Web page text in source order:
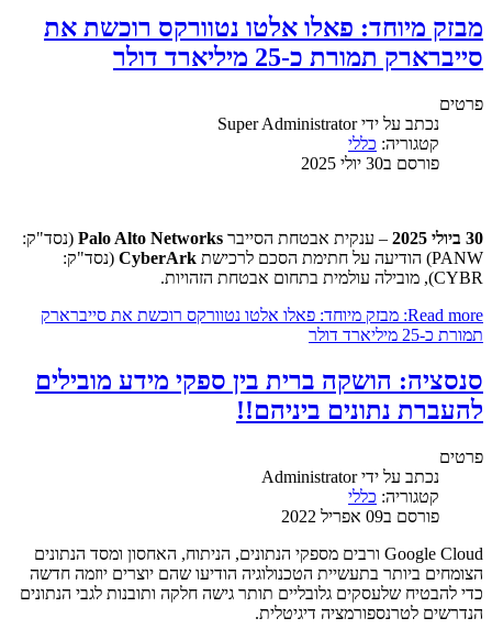
מבזק מיוחד: פאלו אלטו נטוורקס רוכשת את
סייברארק תמורת כ-25 מיליארד דולר
פרטים
נכתב על ידיSuper Administrator
קטגוריה: כללי
פורסם ב30 יולי 2025
30 ביולי 2025 – ענקית אבטחת הסייבר Palo Alto Networks (נסד"ק:
PANW) הודיעה על חתימת הסכם לרכישת
CyberArk (נסד"ק:
CYBR), מובילה עולמית בתחום אבטחת הזהויות.
Read more: מבזק מיוחד: פאלו אלטו נטוורקס רוכשת את סייברארק
תמורת כ-25 מיליארד דולר
סנסציה: הושקה ברית בין ספקי מידע מובילים
להעברת נתונים ביניהם!!
פרטים
נכתב על ידיAdministrator
קטגוריה: כללי
פורסם ב09 אפריל 2022
Google Cloud ורבים מספקי הנתונים, הניתוח, האחסון ומסד הנתונים
הצומחים ביותר בתעשיית הטכנולוגיה הודיעו שהם יוצרים יוזמה חדשה
כדי להבטיח שלעסקים גלובליים תותר גישה חלקה ותובנות לגבי הנתונים
הנדרשים לטרנספורמציה דיגיטלית.